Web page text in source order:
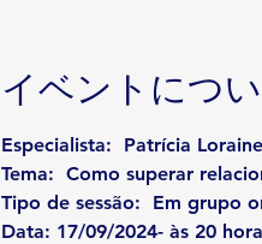
イベントにつ
Especialista:
Patrícia
Tema: Como superar
Tipo de sessão: Em grupo
Data: 17/09/2024- às 20